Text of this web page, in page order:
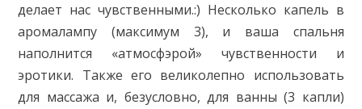
делает нас чувственными.:) Несколько капель в
аромалампу (максимум 3), и ваша спальня
наполнится «атмосфэрой» чувственности и
эротики. Также его великолепно использовать
для массажа и, безусловно, для ванны (3 капли)